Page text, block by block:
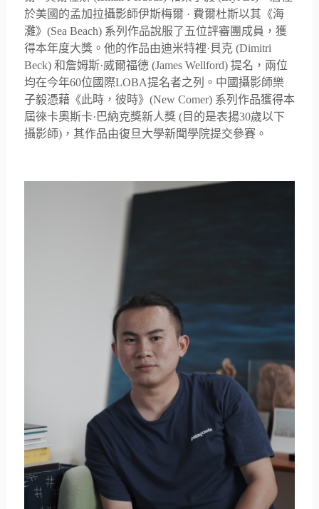
於美國的孟加拉攝影師伊斯梅爾· 費爾杜斯以其《海
灘》 (Sea Beach) 系列作品說服了五位評審團成員，獲
得本年度大獎。 他的作品由迪米特裡· 貝克 (Dimitri
Beck) 和詹姆斯·威爾福德(James Wellford) 提名，兩位
均在今年60位國際LOBA提名者之列。 中國攝影師樂
子毅憑藉《此時，彼時》 (New Comer) 系列作品獲得本
屆徠卡奧斯卡· 巴納克獎新人獎(目的是表揚30歲以下
攝影師)， 其作品由復旦大學新聞學院提交參賽。